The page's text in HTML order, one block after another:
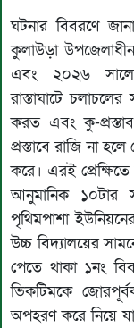
ঘটনার বিবরণে
কুলাউড়া
এবং ২০২৬
রাস্তাঘাটে
করত এবং কু-
প্রস্তাবে রাজি না
করে। এরই
আনুমানিক ১০টার
পৃথিমপাশা
উচ্চ বিদ্যালয়ের
পেতে থাকা ১নং
ভিকটিমকে
অপহরণ করে নিয়ে